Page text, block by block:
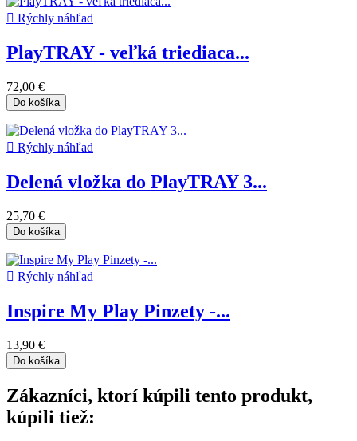
 Rýchly náhľad
PlayTRAY - veľká triediaca...
72,00 €
Do košíka
 Rýchly náhľad
Delená vložka do PlayTRAY 3...
25,70 €
Do košíka
 Rýchly náhľad
Inspire My Play Pinzety -...
13,90 €
Do košíka
Zákazníci, ktorí kúpili tento produkt,
kúpili tiež: